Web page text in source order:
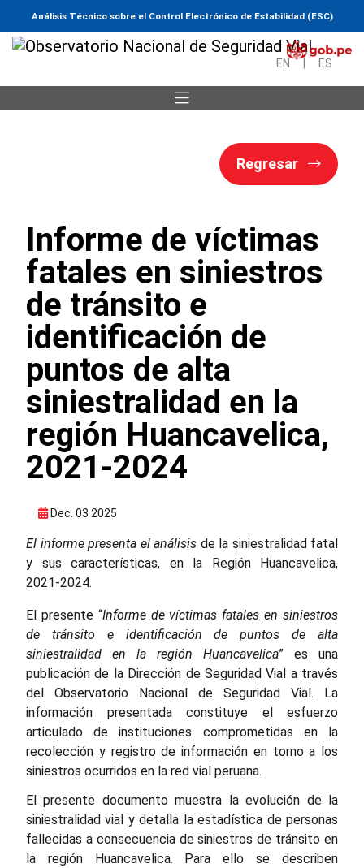
Análisis Técnico sobre el Control Electrónico de Estabilidad (ESC)
EN ES
Regresar
Informe de víctimas
fatales en siniestros
de tránsito e
identificación de
puntos de alta
siniestralidad en la
región Huancavelica,
2021-2024
Dec. 03 2025
El informe presenta el análisis de la siniestralidad fatal
y sus características, en la Región Huancavelica,
2021-2024.
El presente “Informe de víctimas fatales en siniestros
de tránsito e identificación de puntos de alta
siniestralidad en la región Huancavelica” es una
publicación de la Dirección de Seguridad Vial a través
del Observatorio Nacional de Seguridad Vial. La
información presentada constituye el esfuerzo
articulado de instituciones comprometidas en la
recolección y registro de información en torno a los
siniestros ocurridos en la red vial peruana.
El presente documento muestra la evolución de la
siniestralidad vial y detalla la estadística de personas
fallecidas a consecuencia de siniestros de tránsito en
la región Huancavelica. Para ello se describen